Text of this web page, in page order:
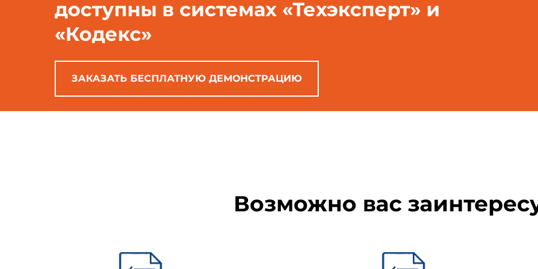
доступны в системах «Техэксперт» и
«Кодекс»
ЗАКАЗАТЬ БЕСПЛАТНУЮ ДЕМОНСТРАЦИЮ
Возможно вас